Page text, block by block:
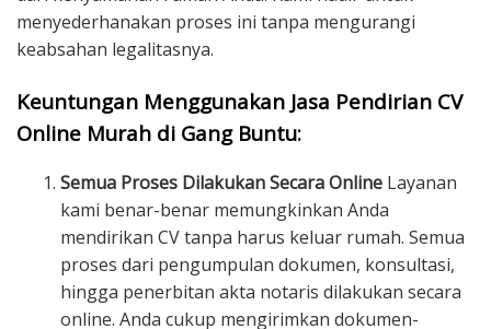
menyederhanakan proses ini tanpa mengurangi
keabsahan legalitasnya.
Keuntungan Menggunakan Jasa Pendirian CV
Online Murah di Gang Buntu:
Semua Proses Dilakukan Secara Online Layanan
kami benar-benar memungkinkan Anda
mendirikan CV tanpa harus keluar rumah. Semua
proses dari pengumpulan dokumen, konsultasi,
hingga penerbitan akta notaris dilakukan secara
online. Anda cukup mengirimkan dokumen-